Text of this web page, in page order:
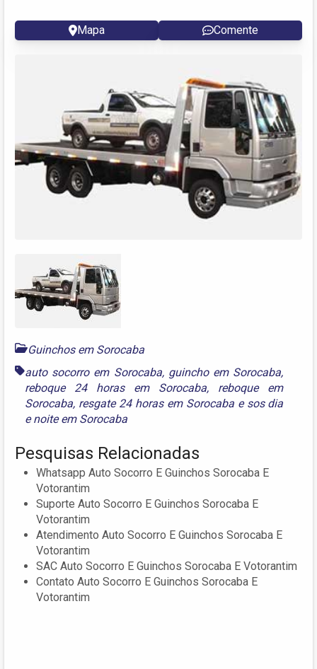
Mapa Comente
Guinchos em Sorocaba
auto socorro em Sorocaba, guincho em Sorocaba,
reboque 24 horas em Sorocaba, reboque em
Sorocaba, resgate 24 horas em Sorocabae sos dia
e noite em Sorocaba
Pesquisas Relacionadas
Whatsapp Auto Socorro E Guinchos Sorocaba E
Votorantim
Suporte Auto Socorro E Guinchos Sorocaba E
Votorantim
Atendimento Auto Socorro E Guinchos Sorocaba E
Votorantim
SAC Auto Socorro E Guinchos Sorocaba E Votorantim
Contato Auto Socorro E Guinchos Sorocaba E
Votorantim